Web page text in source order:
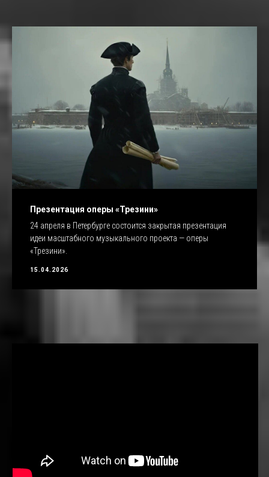
Презентация оперы «Трезини»
24 апреля в Петербурге состоится закрытая презентация
идеи масштабного музыкального проекта — оперы
«Трезини».
15.04.2026